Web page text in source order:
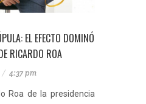
EL EFECTO DOMINÓ
RICARDO ROA
/ 4:37 pm
Roa de la presidencia